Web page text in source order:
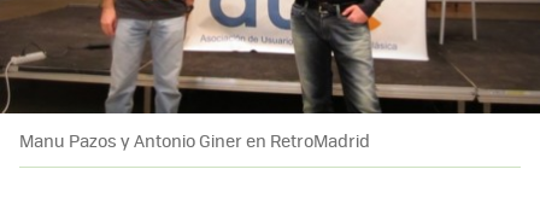
Manu Pazos y Antonio Giner en RetroMadrid